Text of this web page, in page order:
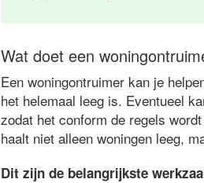
Wat doet een
Een woningontruimer kan je
het helemaal leeg is. Eventueel
zodat het conform de regels
haalt niet alleen woningen leeg,
Dit zijn de belangrijkste